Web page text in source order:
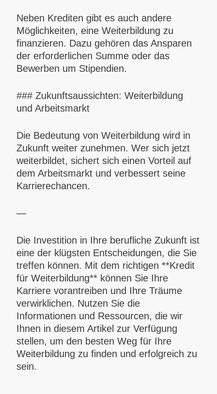
Neben Krediten gibt es auch andere
Möglichkeiten, eine Weiterbildung zu
finanzieren. Dazu gehören das Ansparen
der erforderlichen Summe oder das
Bewerben um Stipendien.
### Zukunftsaussichten: Weiterbildung
und Arbeitsmarkt
Die Bedeutung von Weiterbildung wird in
Zukunft weiter zunehmen. Wer sich jetzt
weiterbildet, sichert sich einen Vorteil auf
dem Arbeitsmarkt und verbessert seine
Karrierechancen.
—
Die Investition in Ihre berufliche Zukunft ist
eine der klügsten Entscheidungen, die Sie
treffen können. Mit dem richtigen **Kredit
für Weiterbildung** können Sie Ihre
Karriere vorantreiben und Ihre Träume
verwirklichen. Nutzen Sie die
Informationen und Ressourcen, die wir
Ihnen in diesem Artikel zur Verfügung
stellen, um den besten Weg für Ihre
Weiterbildung zu finden und erfolgreich zu
sein.